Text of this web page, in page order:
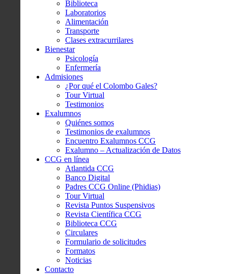
Biblioteca
Laboratorios
Alimentación
Transporte
Clases extracurrilares
Bienestar
Psicología
Enfermería
Admisiones
¿Por qué el Colombo Gales?
Tour Virtual
Testimonios
Exalumnos
Quiénes somos
Testimonios de exalumnos
Encuentro Exalumnos CCG
Exalumno – Actualización de Datos
CCG en línea
Atlantida CCG
Banco Digital
Padres CCG Online (Phidias)
Tour Virtual
Revista Puntos Suspensivos
Revista Científica CCG
Biblioteca CCG
Circulares
Formulario de solicitudes
Formatos
Noticias
Contacto